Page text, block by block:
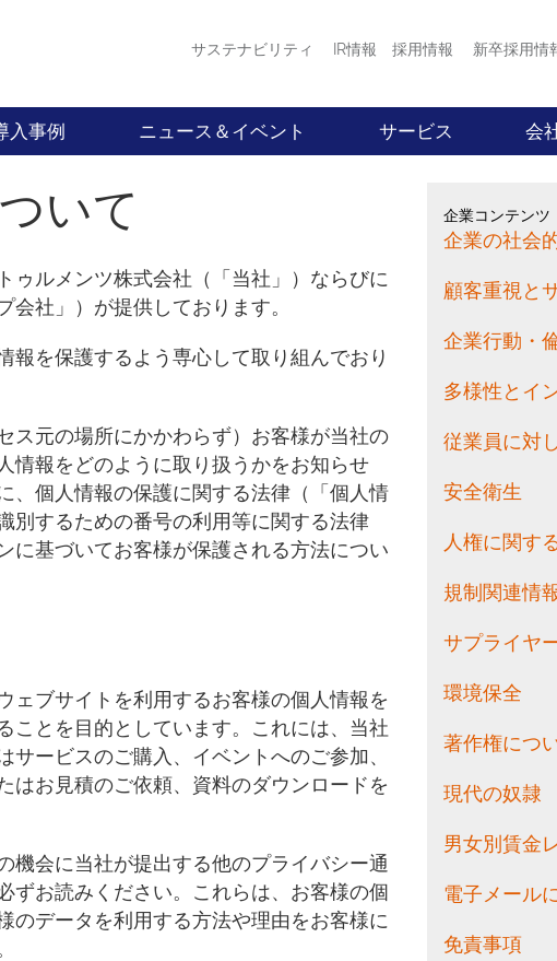
サステナビリティ IR情報 採用情報 新卒採用情
入事例 ニュース＆イベント サービス 会
いて
ゥルメンツ株式会社（「当社」）ならびに
社」）が提供しております。
報を保護するよう専心して取り組んでおり
ス元の場所にかかわらず）お客様が当社の
情報をどのように取り扱うかをお知らせ
、個人情報の保護に関する法律（「個人情
別するための番号の利用等に関する法律
に基づいてお客様が保護される方法につい
ェブサイトを利用するお客様の個人情報を
ことを目的としています。これには、当社
ービスのご購入、イベントへのご参加、
はお見積のご依頼、資料のダウンロードを
機会に当社が提出する他のプライバシー通
ずお読みください。これらは、お客様の個
のデータを利用する方法や理由をお客様に
企業コンテンツ
企業の社会
顧客重視と
企業行動・
多様性とイ
従業員に対
安全衛生
人権に関す
規制関連情
サプライヤ
環境保全
著作権につ
現代の奴隷
男女別賃金
電子メール
免責事項